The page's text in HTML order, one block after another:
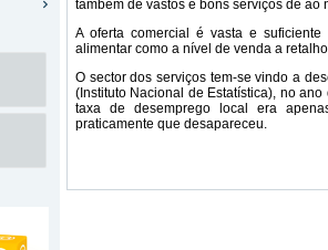
também de vastos e bons serviços de
A oferta comercial é vasta e
alimentar como a nível de venda a
O sector dos serviços tem-se vindo a
(Instituto Nacional de Estatística), no
taxa de desemprego local era
praticamente que desapareceu.